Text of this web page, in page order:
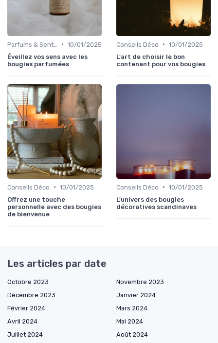
• 10/01/2025
Éveillez vos sens avec les
bougies parfumées
Conseils Déco • 10/01/2025
L'art de choisir le bon
contenant pour vos bougies
Conseils Déco • 10/01/2025
Offrez une touche
personnelle avec des bougies
de bienvenue
Conseils Déco • 10/01/2025
L'univers des bougies
décoratives scandinaves
Les articles par date
Octobre 2023
Novembre 2023
Décembre 2023
Janvier 2024
Février 2024
Mars 2024
Avril 2024
Mai 2024
Juillet 2024
Août 2024